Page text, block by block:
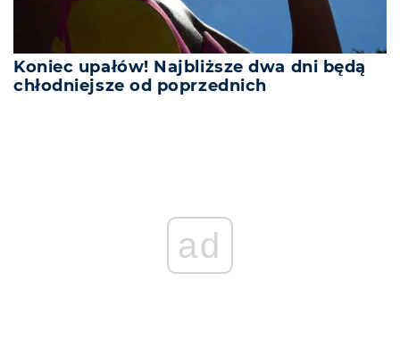
Koniec upałów! Najbliższe dwa dni będą
chłodniejsze od poprzednich